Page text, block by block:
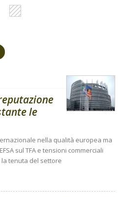
le
nella qualità europea ma
sul TFA e tensioni commerciali
la tenuta del settore